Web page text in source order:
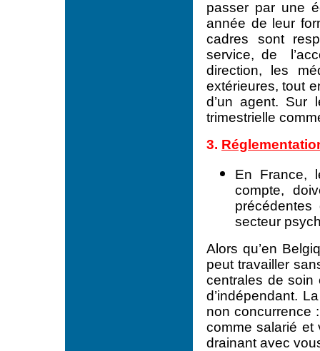
passer par une
année de leur
cadres sont
service, de
direction, les
extérieures, tout
d’un agent. Sur
trimestrielle
3.
En France,
compte,
secteur
Alors qu’en
peut travailler
centrales de soin
d’indépendant.
non concurrence
comme salarié et
drainant avec